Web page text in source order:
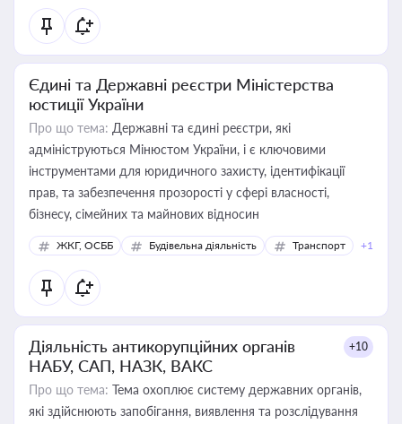
Єдині та Державні реєстри Міністерства
юстиції України
Про що тема: Державні та єдині реєстри, які
адмініструються Мінюстом України, і є ключовими
інструментами для юридичного захисту, ідентифікації
прав, та забезпечення прозорості у сфері власності,
бізнесу, сімейних та майнових відносин
ЖКГ, ОСББ Будівельна діяльність Транспорт +1
Діяльність антикорупційних органів
НАБУ, САП, НАЗК, ВАКС
+10
Про що тема: Тема охоплює систему державних органів,
які здійснюють запобігання, виявлення та розслідування